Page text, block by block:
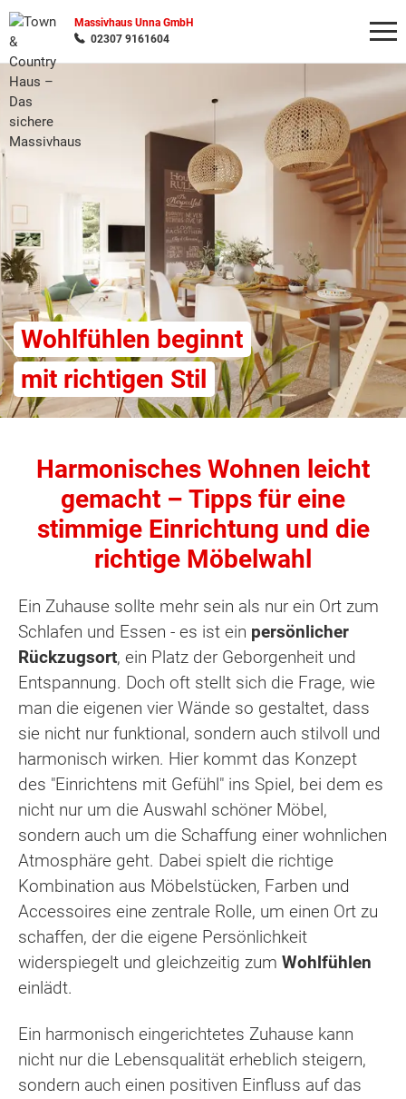
Massivhaus Unna GmbH
02307 9161604
Wohlfühlen beginnt
mit richtigen Stil
Harmonisches Wohnen leicht
gemacht – Tipps für eine
stimmige Einrichtung und die
richtige Möbelwahl
Ein Zuhause sollte mehr sein als nur ein Ort zum
Schlafen und Essen - es ist ein persönlicher
Rückzugsort, ein Platz der Geborgenheit und
Entspannung. Doch oft stellt sich die Frage, wie
man die eigenen vier Wände so gestaltet, dass
sie nicht nur funktional, sondern auch stilvoll und
harmonisch wirken. Hier kommt das Konzept
des "Einrichtens mit Gefühl" ins Spiel, bei dem es
nicht nur um die Auswahl schöner Möbel,
sondern auch um die Schaffung einer wohnlichen
Atmosphäre geht. Dabei spielt die richtige
Kombination aus Möbelstücken, Farben und
Accessoires eine zentrale Rolle, um einen Ort zu
schaffen, der die eigene Persönlichkeit
widerspiegelt und gleichzeitig zum Wohlfühlen
einlädt.
Ein harmonisch eingerichtetes Zuhause kann
nicht nur die Lebensqualität erheblich steigern,
sondern auch einen positiven Einfluss auf das
Wonach möchten Sie suchen?